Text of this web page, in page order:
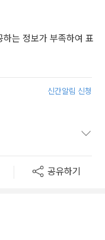
는 정보가 부족하여 표
신간알림 신청
공유하기